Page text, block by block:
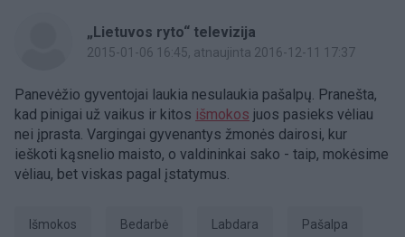
„Lietuvos ryto“ televizija
2015-01-06 16:45, atnaujinta 2016-12-11 17:37
Panevėžio gyventojai laukia nesulaukia pašalpų. Pranešta,
kad pinigai už vaikus ir kitos išmokos juos pasieks vėliau
nei įprasta. Vargingai gyvenantys žmonės dairosi, kur
ieškoti kąsnelio maisto, o valdininkai sako - taip, mokėsime
vėliau, bet viskas pagal įstatymus.
išmokos bedarbė labdara pašalpa